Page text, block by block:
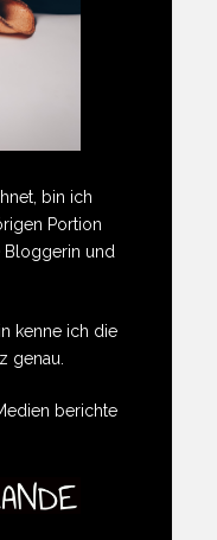
bin ich
Portion
Bloggerin und
kenne ich die
genau.
berichte